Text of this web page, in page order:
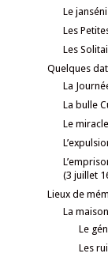
Le
Les
Les
Quelques
La
La bulle
Le
(3 juillet
Lieux de
La
Le
Les